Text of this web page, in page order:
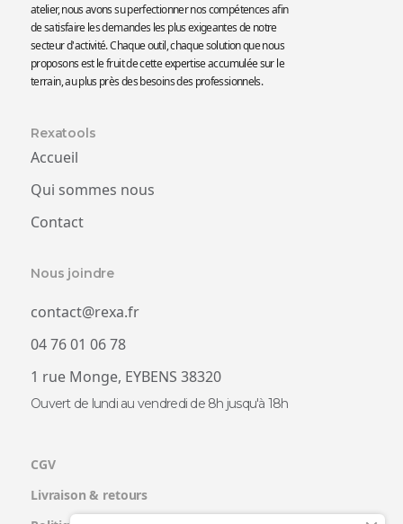
atelier, nous avons su perfectionner nos compétences afin
de satisfaire les demandes les plus exigeantes de notre
secteur d'activité. Chaque outil, chaque solution que nous
proposons est le fruit de cette expertise accumulée sur le
terrain, au plus près des besoins des professionnels.
Rexatools
Accueil
Qui sommes nous
Contact
Nous joindre
contact@rexa.fr
04 76 01 06 78
1 rue Monge, EYBENS 38320
Ouvert de lundi au vendredi de 8h jusqu'à 18h
CGV
Livraison & retours